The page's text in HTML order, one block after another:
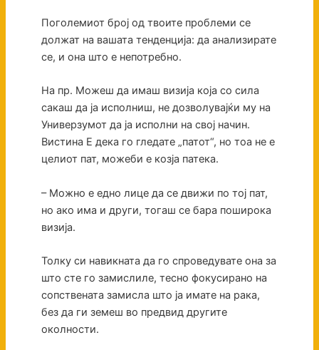
Поголемиот број од твоите проблеми се
должат на вашата тенденција: да анализирате
се, и она што е непотребно.
На пр. Можеш да имаш визија која со сила
сакаш да ја исполниш, не дозволувајќи му на
Универзумот да ја исполни на свој начин.
Вистина Е дека го гледате „патот“, но тоа не е
целиот пат, можеби е козја патека.
– Можно е едно лице да се движи по тој пат,
но ако има и други, тогаш се бара поширока
визија.
Толку си навикната да го спроведувате она за
што сте го замислиле, тесно фокусирано на
сопствената замисла што ја имате на рака,
без да ги земеш во предвид другите
околности.